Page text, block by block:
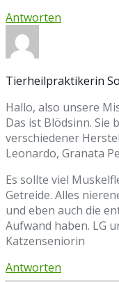
Antworten
Tierheilpraktikerin
Hallo, also unsere
Das ist Blödsinn.
verschiedener
Leonardo, Granata
Es sollte viel
Getreide. Alles
und eben auch die
Aufwand haben. LG
Katzenseniorin
Antworten